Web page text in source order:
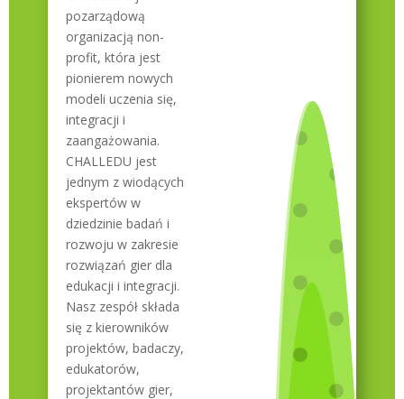
pozarządową
organizacją non-
profit, która jest
pionierem nowych
modeli uczenia się,
integracji i
zaangażowania.
CHALLEDU jest
jednym z wiodących
ekspertów w
dziedzinie badań i
rozwoju w zakresie
rozwiązań gier dla
edukacji i integracji.
Nasz zespół składa
się z kierowników
projektów, badaczy,
edukatorów,
projektantów gier,